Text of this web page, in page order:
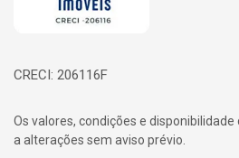
CRECI: 206116F
Os valores, condições e
a alterações sem aviso prévio.